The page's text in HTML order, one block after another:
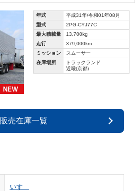
NEW
年式
平成31年/令和01年08月
型式
2PG-CYJ77C
最大積載量
13,700kg
走行
379,000km
ミッション
スムーサー
在庫場所
トラックランド
近畿(京都)
販売在庫一覧
いすゞ